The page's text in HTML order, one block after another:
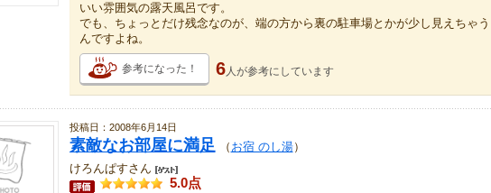
いい雰囲気の露天風呂です。
でも、ちょっとだけ残念なのが、端の方から裏の駐車場とかが少し見えちゃう
んですよね。
参考になった！ 6人が参考にしています
投稿日：2008年6月14日
素敵なお部屋に満足（ お宿 のし湯）
けろんぱすさん
5.0点